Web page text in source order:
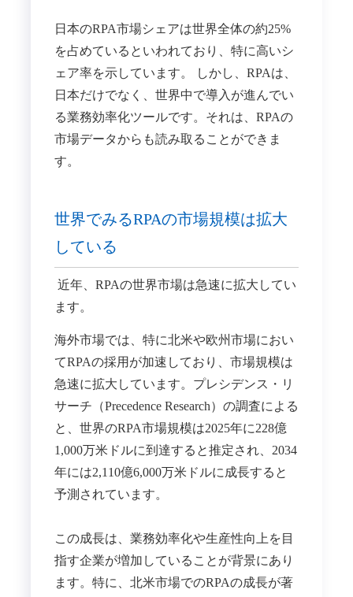
日本のRPA市場シェアは世界全体の約25%
を占めているといわれており、特に高いシ
ェア率を示しています。 しかし、​RPAは、
日本だけでなく、世界中で導入が進んでい
る業務効率化ツールです。​それは、RPAの
市場データからも読み取ることができま
す。
世界でみるRPAの市場規模は拡大
している
近年、RPAの世界市場は急速に拡大してい
ます。​
海外市場では、特に北米や欧州市場におい
てRPAの採用が加速しており、市場規模は
急速に拡大しています。プレシデンス・リ
サーチ（Precedence Research）の調査による
と、世界のRPA市場規模は2025年に228億
1,000万米ドルに到達すると推定され、2034
年には2,110億6,000万米ドルに成長すると
予測されています。
この成長は、業務効率化や生産性向上を目
指す企業が増加していることが背景にあり
ます。​特に、北米市場でのRPAの成長が著